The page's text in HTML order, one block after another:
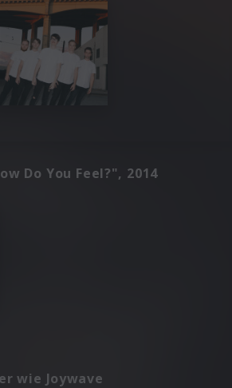
Do You Feel?", 2014
wie Joywave